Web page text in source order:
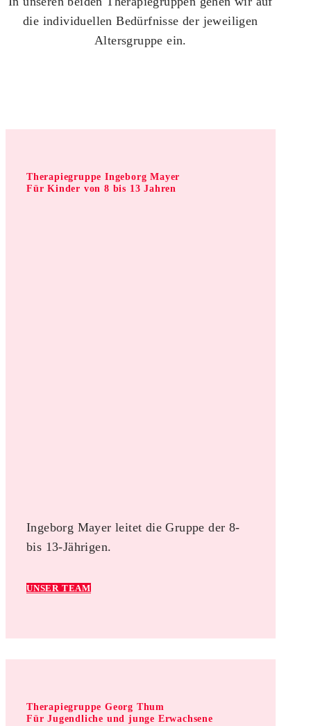
die individuellen Bedürfnisse der jeweiligen
Altersgruppe ein.
Therapiegruppe Ingeborg Mayer
Für Kinder von 8 bis 13 Jahren
Ingeborg Mayer leitet die Gruppe der 8-
bis 13-Jährigen.
UNSER TEAM
Therapiegruppe Georg Thum
Für Jugendliche und junge Erwachsene